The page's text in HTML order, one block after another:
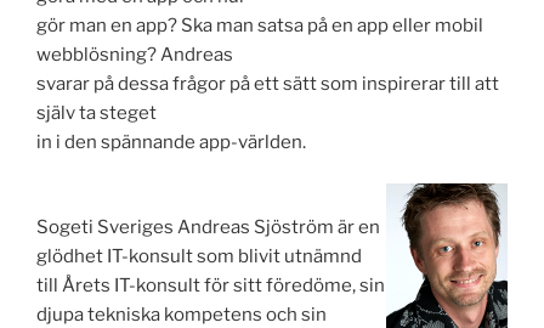
gör man en app? Ska man satsa på en app eller mobil
webblösning? Andreas
svarar på dessa frågor på ett sätt som inspirerar till att
själv ta steget
in i den spännande app-världen.
Sogeti Sveriges Andreas Sjöström är en
glödhet IT-konsult som blivit utnämnd
till Årets IT-konsult för sitt föredöme, sin
djupa tekniska kompetens och sin